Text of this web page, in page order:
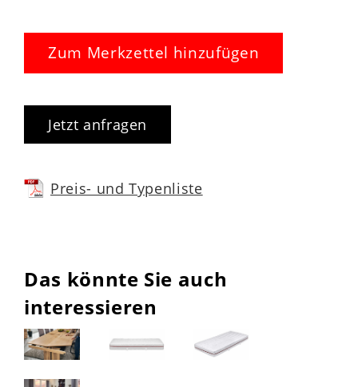
Zum Merkzettel hinzufügen
Jetzt anfragen
Preis- und Typenliste
Das könnte Sie auch
interessieren